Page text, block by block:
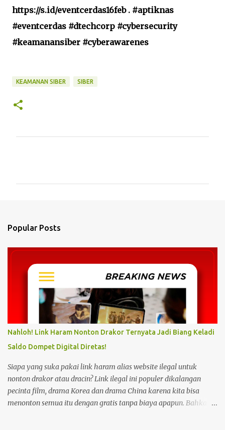
https://s.id/eventcerdas16feb . #aptiknas
#eventcerdas #dtechcorp #cybersecurity
#keamanansiber #cyberawarenes
KEAMANAN SIBER SIBER
s
Popular Posts
Nahloh! Link Haram Nonton Drakor Ternyata Jadi Biang Keladi
Saldo Dompet Digital Diretas!
Siapa yang suka pakai link haram alias website ilegal untuk
nonton drakor atau dracin? Link ilegal ini populer dikalangan
pecinta film, drama Korea dan drama China karena kita bisa
menonton semua itu dengan gratis tanpa biaya apapun. Bahkan